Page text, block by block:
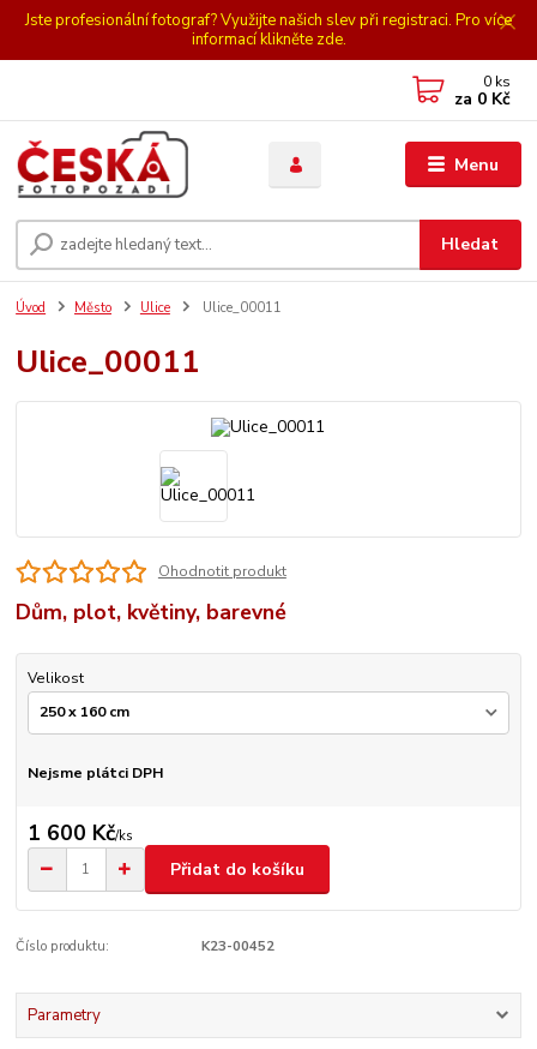
Jste profesionální fotograf? Využijte našich slev při registraci. Pro více
informací klikněte zde.
Menu
Hledat
0 ks
za 0 Kč
Úvod Město Ulice Ulice_00011
Ulice_00011
Ohodnotit produkt
Dům, plot, květiny, barevné
Velikost
Nejsme plátci DPH
1 600 Kč/ks
Přidat do košíku
Číslo produktu: K23-00452
Parametry